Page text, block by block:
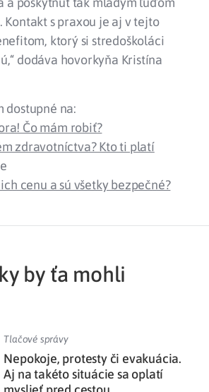
Kontakt s praxou je aj v tejto
ktorý si stredoškoláci
dodáva hovorkyňa Kristína
dostupné na:
Čo mám robiť?
zdravotníctva? Kto ti platí
cenu a sú všetky bezpečné?
by ťa mohli
Tlačové správy
Nepokoje, protesty či evakuácia.
Aj na takéto situácie sa oplatí